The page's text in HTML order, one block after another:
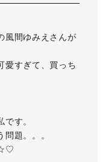
風間ゆみえさんが
愛すぎて、買っち
す。
題。。。
☆♡